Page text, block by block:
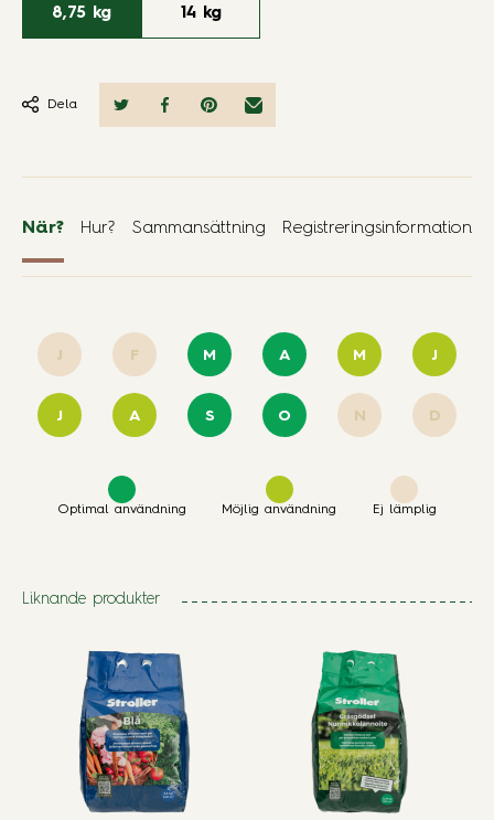
8,75 kg 14 kg
Dela
När? Hur? Sammansättning Registreringsinformation
J F M A M J
J A S O N D
Optimal användning Möjlig användning Ej lämplig
Liknande produkter